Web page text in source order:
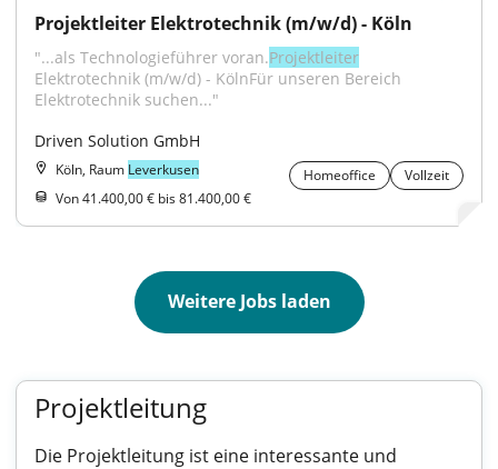
Projektleiter Elektrotechnik (m/w/d) - Köln
"...als Technologieführer voran.Projektleiter
Elektrotechnik (m/w/d) - KölnFür unseren Bereich
Elektrotechnik suchen..."
Driven Solution GmbH
Köln, Raum Leverkusen Homeoffice
Vollzeit
Von 41.400,00 € bis 81.400,00 €
Weitere Jobs laden
Projektleitung
Die Projektleitung ist eine interessante und